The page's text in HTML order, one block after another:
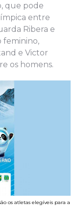
que pode
entre
Ribera e
feminino,
e Victor
os homens.
os atletas elegíveis para a